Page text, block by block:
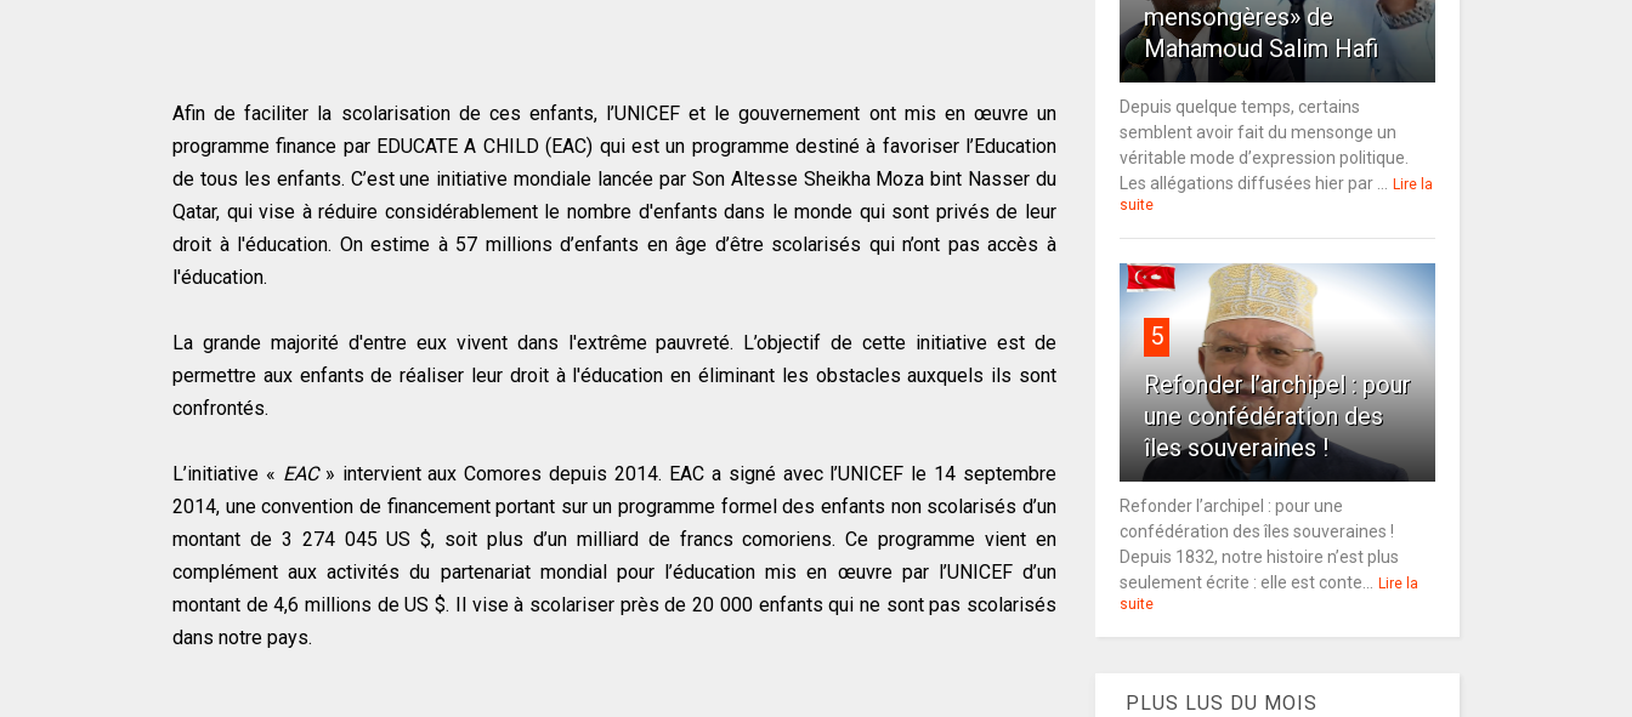
Afin de faciliter la scolarisation de ces enfants, l’UNICEF et le gouvernement ont mis en œuvre un
programme finance par EDUCATE A CHILD (EAC) qui est un programme destiné à favoriser l’Education
de tous les enfants. C’est une initiative mondiale lancée par Son Altesse Sheikha Moza bint Nasser du
Qatar, qui vise à réduire considérablement le nombre d'enfants dans le monde qui sont privés de leur
droit à l'éducation. On estime à 57 millions d’enfants en âge d’être scolarisés qui n’ont pas accès à
l'éducation.
La grande majorité d'entre eux vivent dans l'extrême pauvreté. L’objectif de cette initiative est de
permettre aux enfants de réaliser leur droit à l'éducation en éliminant les obstacles auxquels ils sont
confrontés.
L’initiative « EAC» intervient aux Comores depuis 2014. EAC a signé avec l’UNICEF le 14 septembre
2014, une convention de financement portant sur un programme formel des enfants non scolarisés d’un
montant de 3 274 045 US $, soit plus d’un milliard de francs comoriens. Ce programme vient en
complément aux activités du partenariat mondial pour l’éducation mis en œuvre par l’UNICEF d’un
montant de 4,6 millions de US $. Il vise à scolariser près de 20 000 enfants qui ne sont pas scolarisés
dans notre pays.
mensongères» de
Mahamoud Salim Hafi
Depuis quelque temps, certains
semblent avoir fait du mensonge un
véritable mode d’expression politique.
Les allégations diffusées hier par ...
Lire la
suite
5
Refonder l’archipel : pour
une confédération des
îles souveraines !
Refonder l’archipel : pour une
confédération des îles souveraines !
Depuis 1832, notre histoire n’est plus
seulement écrite : elle est conte...
Lire la
suite
PLUS LUS DU MOIS